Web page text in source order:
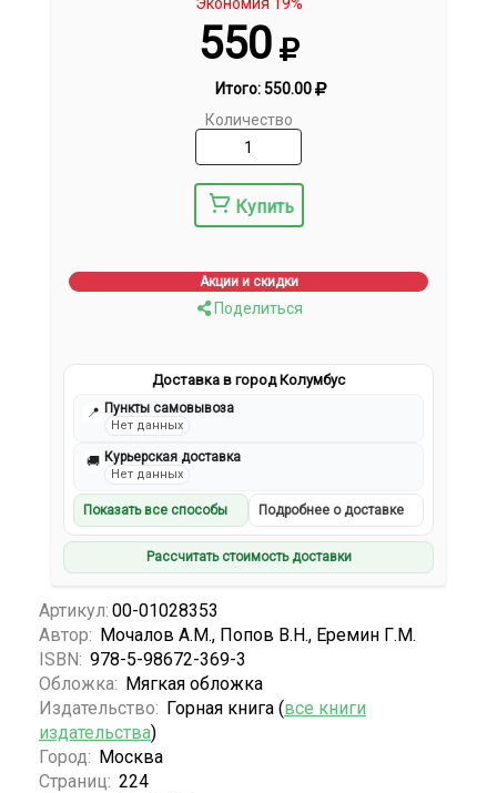
Экономия 19%
550
Итого:550.00
Количество
Купить
Акции и скидки
Поделиться
Доставка в город Колумбус
📍 Пункты самовывоза
Нет данных
🚚 Курьерская доставка
Нет данных
Показать все способы Подробнее о доставке
Рассчитать стоимость доставки
Артикул: 00-01028353
Автор: Мочалов А.М., Попов В.Н., Еремин Г.М.
ISBN: 978-5-98672-369-3
Обложка: Мягкая обложка
Издательство: Горная книга (все книги
издательства)
Город: Москва
Страниц: 224